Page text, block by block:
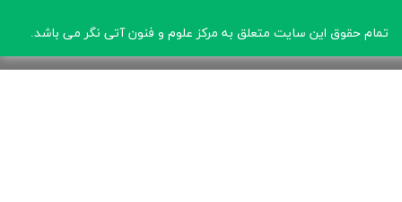
تمام حقوق این سایت متعلق به مرکز علوم و فنون آتی نگر می باشد.